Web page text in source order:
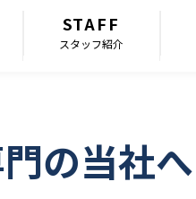
STAFF
スタッフ紹介
の当社へ